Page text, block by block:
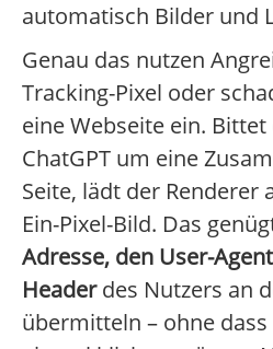
automatisch Bilder und
Genau das nutzen
Tracking-Pixel oder
eine Webseite ein.
ChatGPT um eine
Seite, lädt der Renderer
Ein-Pixel-Bild. Das
Adresse, den User-
Headerdes Nutzers an
übermitteln – ohne